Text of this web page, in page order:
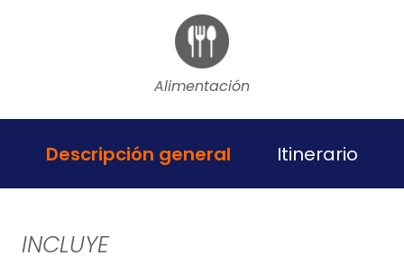
Alimentación
Descripción general Itinerario
INCLUYE